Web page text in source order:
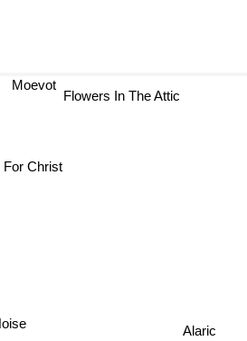
Alaric
For Christ
Flowers In The Attic
Moevot